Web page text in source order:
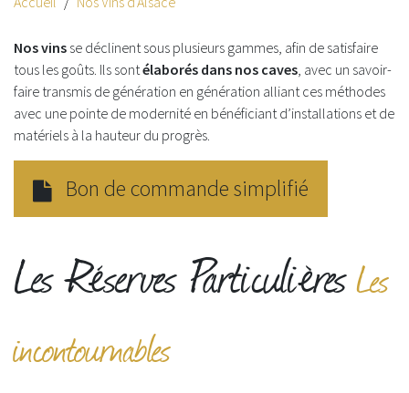
Nos vins se déclinent sous plusieurs gammes, afin de satisfaire
tous les goûts. Ils sontélaborés dans nos caves , avec un savoir-
faire transmis de génération en génération alliant ces méthodes
avec une pointe de modernité en bénéficiant d’installations et de
matériels à la hauteur du progrès.
Bon de commande simplifié
Les Réserves ParticulièresLes
incontournables